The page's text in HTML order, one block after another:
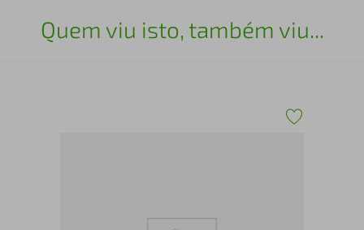
Quem viu isto, também viu...